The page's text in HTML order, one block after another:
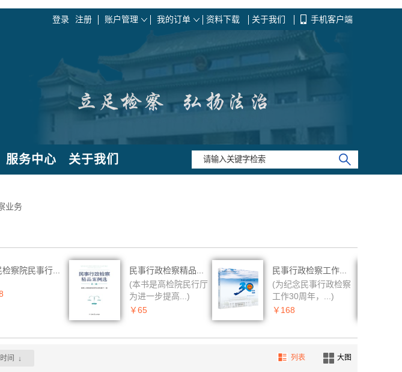
登录 注册 账户管理 我的订单 资料下载 关于我们 手机客户端
服务中心 关于我们
业务
检察院民事行...
民事行政检察精品...
(本书是高检院民行厅
为进一步提高...)
￥65
民事行政检察工作...
(为纪念民事行政检察
工作30周年，...)
￥168
间 ↓ 大图
列表